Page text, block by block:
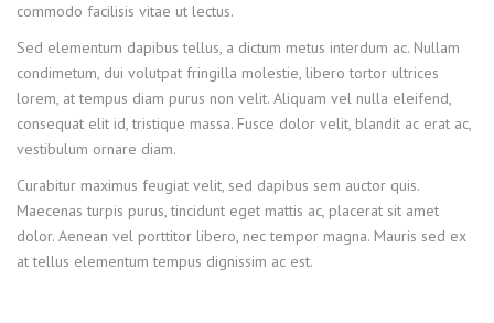
commodo facilisis vitae ut lectus.
Sed elementum dapibus tellus, a dictum metus interdum ac. Nullam
condimetum, dui volutpat fringilla molestie, libero tortor ultrices
lorem, at tempus diam purus non velit. Aliquam vel nulla eleifend,
consequat elit id, tristique massa. Fusce dolor velit, blandit ac erat ac,
vestibulum ornare diam.
Curabitur maximus feugiat velit, sed dapibus sem auctor quis.
Maecenas turpis purus, tincidunt eget mattis ac, placerat sit amet
dolor. Aenean vel porttitor libero, nec tempor magna. Mauris sed ex
at tellus elementum tempus dignissim ac est.